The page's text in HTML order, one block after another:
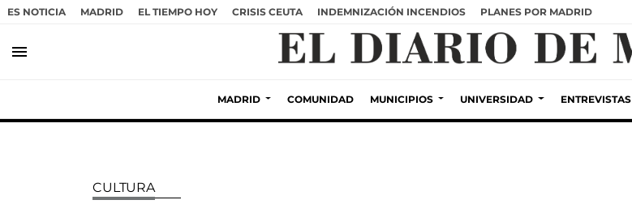
ES NOTICIA MADRID EL TIEMPO HOY CRISIS CEUTA INDEMNIZACIÓN INCENDIOS PLANES POR MADRID
menu
MADRID COMUNIDAD MUNICIPIOS UNIVERSIDAD ENTREVISTAS
CULTURA